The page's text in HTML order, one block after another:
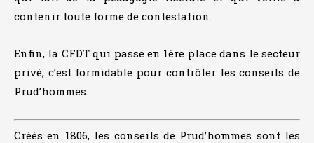
contenir toute forme de contestation.
Enfin, la CFDT qui passe en 1ère place dans le secteur
privé, c’est formidable pour contrôler les conseils de
Prud’hommes.
Créés en 1806, les conseils de Prud’hommes sont les